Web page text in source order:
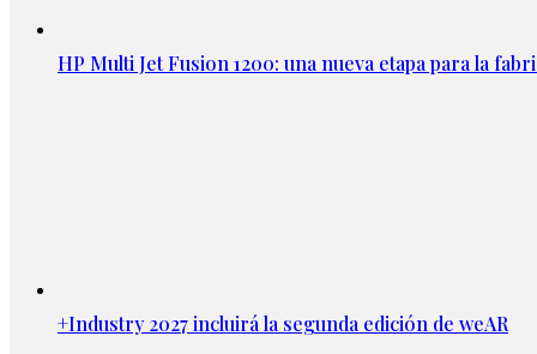
HP Multi Jet Fusion 1200: una nueva etapa para la
+Industry 2027 incluirá la segunda edición de weAR